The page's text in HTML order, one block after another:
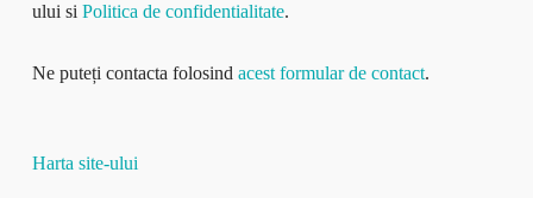
ului si Politica de confidentialitate.
Ne puteți contacta folosind acest formular de contact.
Harta site-ului